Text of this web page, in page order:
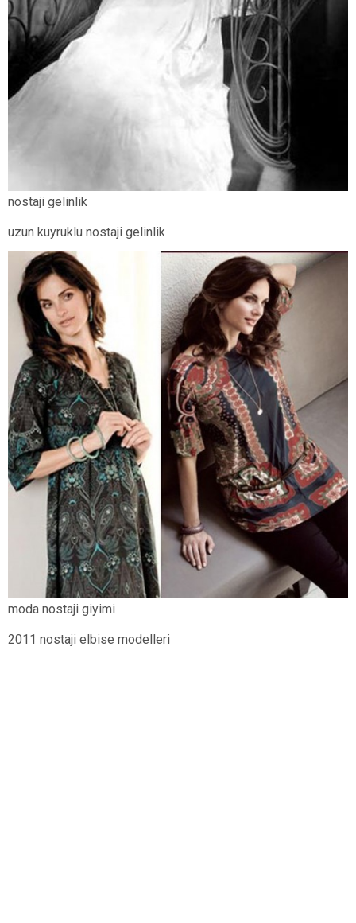
nostaji gelinlik
uzun kuyruklu nostaji gelinlik
moda nostaji giyimi
2011 nostaji elbise modelleri